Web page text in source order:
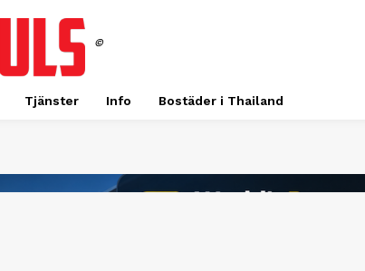
©
Tjänster Info Bostäder i Thailand